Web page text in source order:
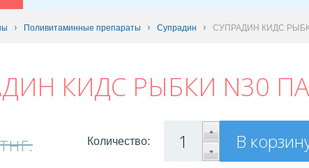
Поливитаминные препараты Супрадин СУПРАДИН КИДС
КИДС РЫБКИ N30
В
Количество: